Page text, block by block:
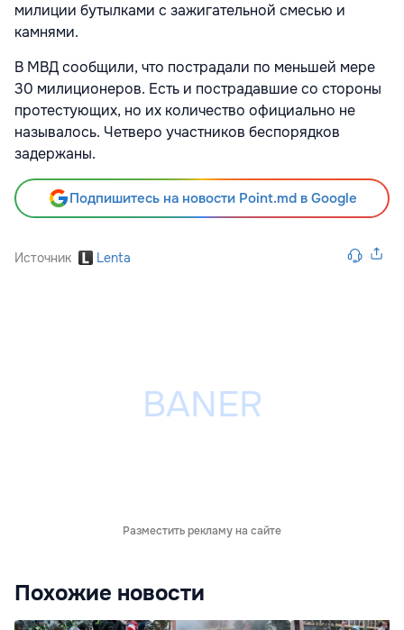
милиции бутылками с зажигательной смесью и
камнями.
В МВД сообщили, что пострадали по меньшей мере
30 милиционеров. Есть и пострадавшие со стороны
протестующих, но их количество официально не
называлось. Четверо участников беспорядков
задержаны.
Подпишитесь на новости Point.md в Google
Источник Lenta
Разместить рекламу на сайте
Похожие новости